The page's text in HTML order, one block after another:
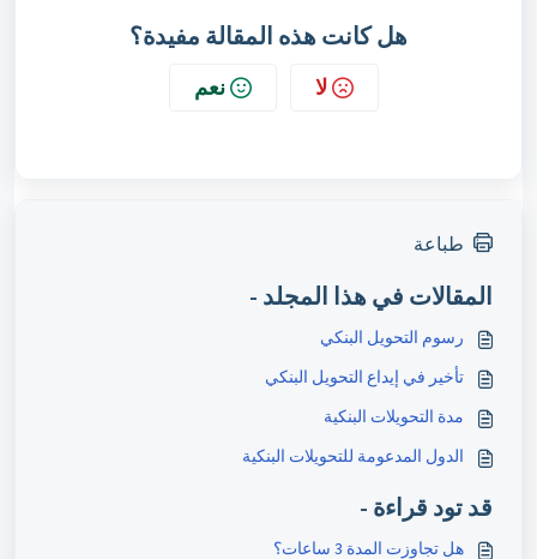
هل كانت هذه المقالة مفيدة؟
لا نعم
طباعة
المقالات في هذا المجلد -
رسوم التحويل البنكي
تأخير في إيداع التحويل البنكي
مدة التحويلات البنكية
الدول المدعومة للتحويلات البنكية
قد تود قراءة -
هل تجاوزت المدة 3 ساعات؟